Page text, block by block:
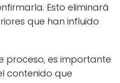
Esto eliminará
que han influido
proceso, es importante
contenido que